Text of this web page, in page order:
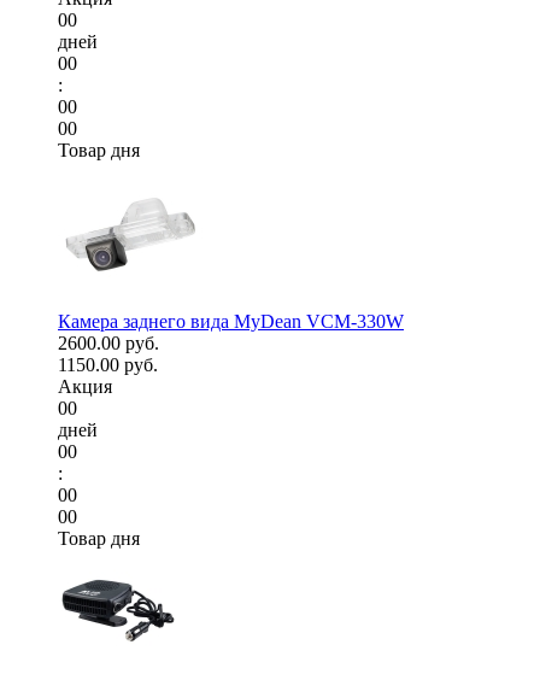
00
дней
00
:
00
00
Товар дня
Камера заднего вида MyDean VCM-330W
2600.00 руб.
1150.00 руб.
Акция
00
дней
00
:
00
00
Товар дня